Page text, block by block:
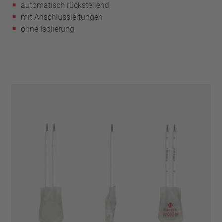
automatisch rückstellend
mit Anschlussleitungen
ohne Isolierung